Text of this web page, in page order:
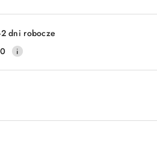
2 dni robocze